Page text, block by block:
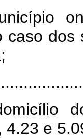
caso dos
4.23 e